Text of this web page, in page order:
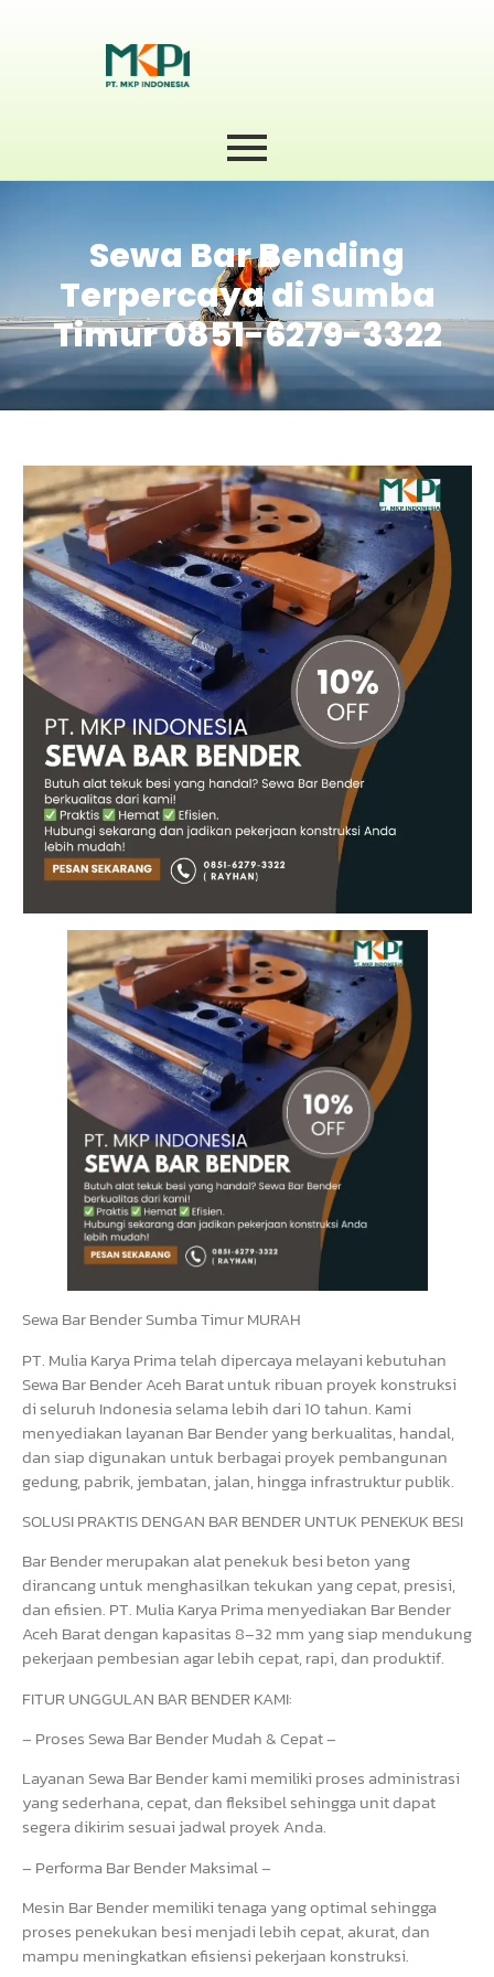
Sewa Bar Bending
Terpercaya di Sumba
Timur 0851-6279-3322
Sewa Bar Bender Sumba Timur MURAH
PT. Mulia Karya Prima telah dipercaya melayani kebutuhan
Sewa Bar Bender Aceh Barat untuk ribuan proyek konstruksi
di seluruh Indonesia selama lebih dari 10 tahun. Kami
menyediakan layanan Bar Bender yang berkualitas, handal,
dan siap digunakan untuk berbagai proyek pembangunan
gedung, pabrik, jembatan, jalan, hingga infrastruktur publik.
SOLUSI PRAKTIS DENGAN BAR BENDER UNTUK PENEKUK BESI
Bar Bender merupakan alat penekuk besi beton yang
dirancang untuk menghasilkan tekukan yang cepat, presisi,
dan efisien. PT. Mulia Karya Prima menyediakan Bar Bender
Aceh Barat dengan kapasitas 8–32 mm yang siap mendukung
pekerjaan pembesian agar lebih cepat, rapi, dan produktif.
FITUR UNGGULAN BAR BENDER KAMI:
– Proses Sewa Bar Bender Mudah & Cepat –
Layanan Sewa Bar Bender kami memiliki proses administrasi
yang sederhana, cepat, dan fleksibel sehingga unit dapat
segera dikirim sesuai jadwal proyek Anda.
– Performa Bar Bender Maksimal –
Mesin Bar Bender memiliki tenaga yang optimal sehingga
proses penekukan besi menjadi lebih cepat, akurat, dan
mampu meningkatkan efisiensi pekerjaan konstruksi.